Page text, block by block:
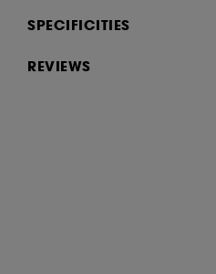
SPECIFICITIES
EXCLU WEB (21)
REVIEWS